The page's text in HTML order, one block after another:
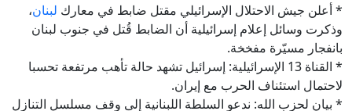
* أعلن جيش الاحتلال الإسرائيلي مقتل ضابط في معارك لبنان،
وذكرت وسائل إعلام إسرائيلية أن الضابط قُتل في جنوب لبنان
بانفجار مسيّرة مفخخة.
* القناة 13 الإسرائيلية: إسرائيل تشهد حالة تأهب مرتفعة تحسبا
لاحتمال استئناف الحرب مع إيران.
* بيان لحزب الله: ندعو السلطة اللبنانية إلى وقف مسلسل التنازل